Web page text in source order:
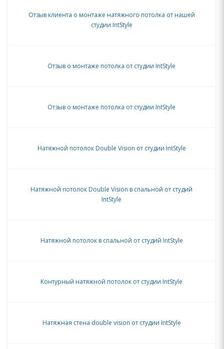
Отзыв клиента о монтаже натяжного потолка от нашей
студии IntStyle
Отзыв о монтаже потолка от студии IntStyle
Отзыв о монтаже потолка от студии IntStyle
Натяжной потолок Double Vision от студии IntStyle
Натяжной потолок Double Vision в спальной от студий
IntStyle
Натяжной потолок в спальной от студий IntStyle
Контурный натяжной потолок от студии IntStyle
Натяжная стена double vision от студии IntStyle